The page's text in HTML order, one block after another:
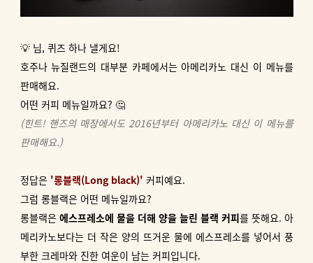
💡 님, 퀴즈 하나 낼게요!
호주나 뉴질랜드의 대부분 카페에서는 아메리카노 대신 이 메뉴를
판매해요.
어떤 커피 메뉴일까요? 🤔
(힌트! 핸즈의 매장에서도 2016년부터 아메리카노 대신 이 메뉴를
판매해요.)
정답은'롱블랙(Long black)' 커피예요.
그럼 롱블랙은 어떤 메뉴일까요?
롱블랙은 에스프레소에 물을 더해 양을 늘린 블랙 커피를 뜻해요. 아
메리카노보다는 더 작은 양의 뜨거운 물에 에스프레소를 넣어서 풍
부한 크레마와 진한 여운이 남는 커피입니다.